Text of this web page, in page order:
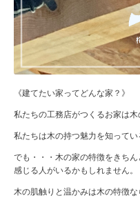
《建てたい家ってどんな家？》
私たちの工務店がつくるお家は木
私たちは木の持つ魅力を知って
でも・・・木の家の特徴をきち
感じる人がいるかもしれません。
木の肌触りと温かみは木の特徴